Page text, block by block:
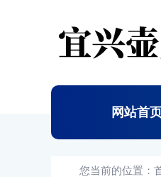
网站首
您当前的位置：